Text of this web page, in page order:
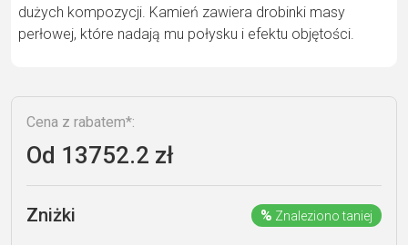
dużych kompozycji. Kamień zawiera drobinki masy
perłowej, które nadają mu połysku i efektu objętości.
Cena z rabatem*:
Od 13752.2 zł
Zniżki % Znaleziono taniej